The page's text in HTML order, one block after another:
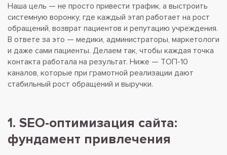
Наша цель — не просто привести трафик, а выстроить
системную воронку, где каждый этап работает на рост
обращений, возврат пациентов и репутацию учреждения.
В ответе за это — медики, администраторы, маркетологи
и даже сами пациенты. Делаем так, чтобы каждая точка
контакта работала на результат. Ниже — ТОП-10
каналов, которые при грамотной реализации дают
стабильный рост обращений и выручки.
1. SEO-оптимизация сайта:
фундамент привлечения